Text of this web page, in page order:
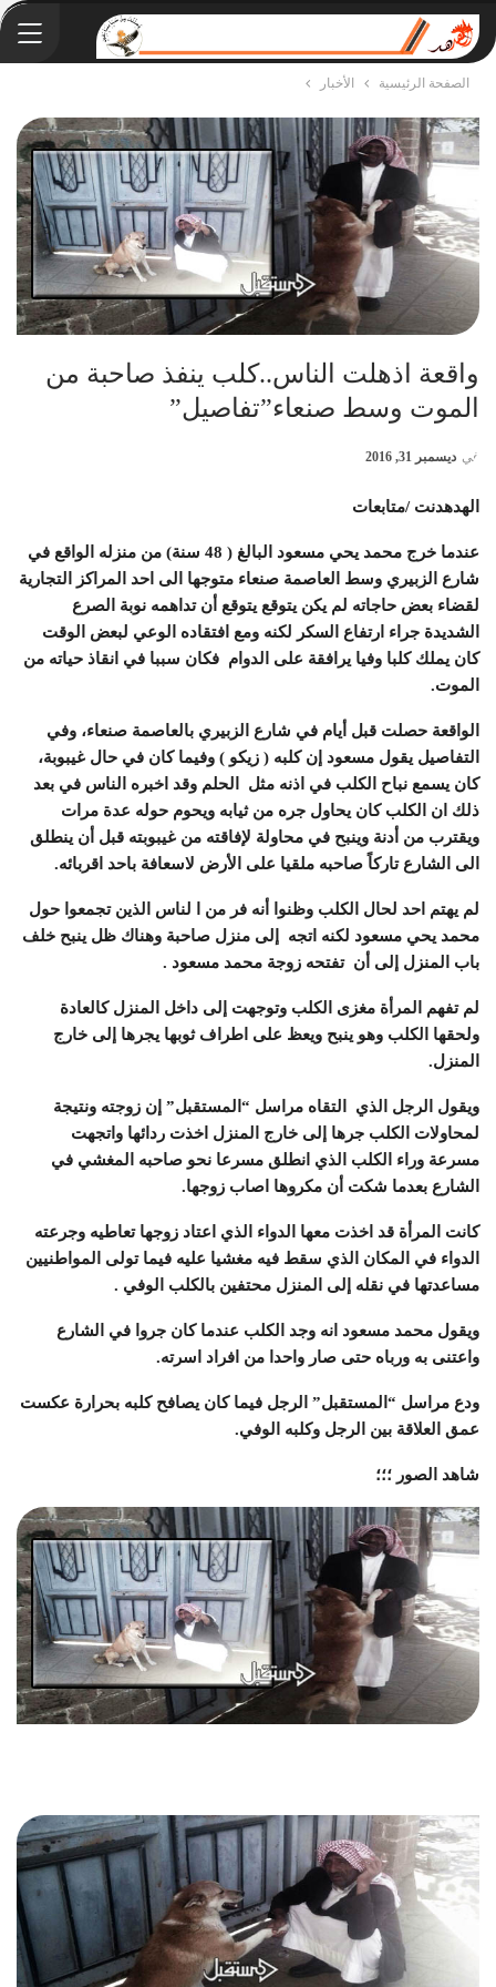
الصفحة الرئيسية الأخبار
واقعة اذهلت الناس..كلب ينفذ صاحبة من
الموت وسط صنعاء”تفاصيل”
في ديسمبر 31, 2016
الهدهدنت /متابعات
عندما خرج محمد يحي مسعود البالغ ( 48 سنة) من منزله الواقع في
شارع الزبيري وسط العاصمة صنعاء متوجها الى احد المراكز التجارية
لقضاء بعض حاجاته لم يكن يتوقع يتوقع أن تداهمه نوبة الصرع
الشديدة جراء ارتفاع السكر لكنه ومع افتقاده الوعي لبعض الوقت
كان يملك كلبا وفيا يرافقة على الدوام فكان سببا في انقاذ حياته من
الموت.
الواقعة حصلت قبل أيام في شارع الزبيري بالعاصمة صنعاء، وفي
التفاصيل يقول مسعود إن كلبه ( زيكو ) وفيما كان في حال غيبوبة،
كان يسمع نباح الكلب في اذنه مثل الحلم وقد اخبره الناس في بعد
ذلك ان الكلب كان يحاول جره من ثيابه ويحوم حوله عدة مرات
ويقترب من أدنة وينبح في محاولة لإفاقته من غيبوبته قبل أن ينطلق
الى الشارع تاركاً صاحبه ملقيا على الأرض لاسعافة باحد اقربائه.
لم يهتم احد لحال الكلب وظنوا أنه فر من ا لناس الذين تجمعوا حول
محمد يحي مسعود لكنه اتجه إلى منزل صاحبة وهناك ظل ينبح خلف
باب المنزل إلى أن تفتحه زوجة محمد مسعود .
لم تفهم المرأة مغزى الكلب وتوجهت إلى داخل المنزل كالعادة
ولحقها الكلب وهو ينبح ويعظ على اطراف ثوبها يجرها إلى خارج
المنزل.
ويقول الرجل الذي التقاه مراسل “المستقبل” إن زوجته ونتيجة
لمحاولات الكلب جرها إلى خارج المنزل اخذت ردائها واتجهت
مسرعة وراء الكلب الذي انطلق مسرعا نحو صاحبه المغشي في
الشارع بعدما شكت أن مكروها اصاب زوجها.
كانت المرأة قد اخذت معها الدواء الذي اعتاد زوجها تعاطيه وجرعته
الدواء في المكان الذي سقط فيه مغشيا عليه فيما تولى المواطنيين
مساعدتها في نقله إلى المنزل محتفين بالكلب الوفي .
ويقول محمد مسعود انه وجد الكلب عندما كان جروا في الشارع
واعتنى به ورباه حتى صار واحدا من افراد اسرته.
ودع مراسل “المستقبل” الرجل فيما كان يصافح كلبه بحرارة عكست
عمق العلاقة بين الرجل وكلبه الوفي.
شاهد الصور ؛؛؛